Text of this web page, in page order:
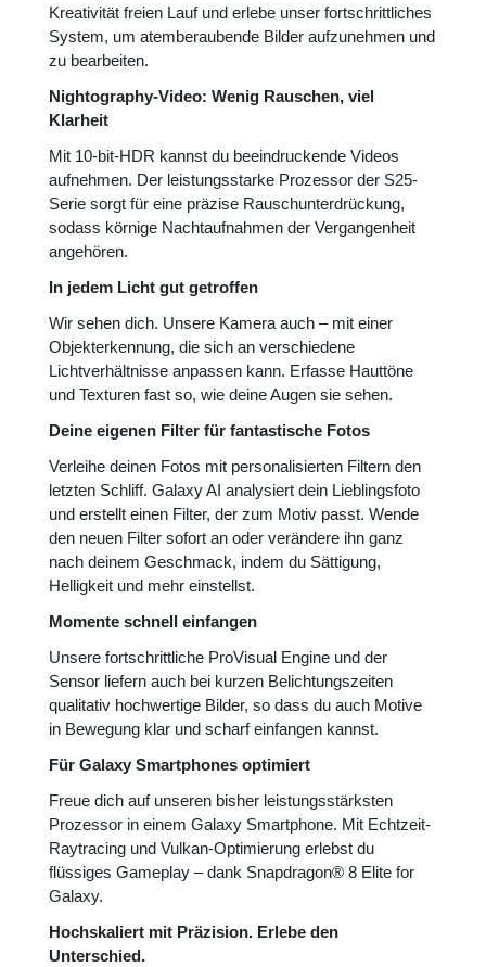
Kreativität freien Lauf und erlebe unser fortschrittliches
System, um atemberaubende Bilder aufzunehmen und
zu bearbeiten.
Nightography-Video: Wenig Rauschen, viel
Klarheit
Mit 10-bit-HDR kannst du beeindruckende Videos
aufnehmen. Der leistungsstarke Prozessor der S25-
Serie sorgt für eine präzise Rauschunterdrückung,
sodass körnige Nachtaufnahmen der Vergangenheit
angehören.
In jedem Licht gut getroffen
Wir sehen dich. Unsere Kamera auch – mit einer
Objekterkennung, die sich an verschiedene
Lichtverhältnisse anpassen kann. Erfasse Hauttöne
und Texturen fast so, wie deine Augen sie sehen.
Deine eigenen Filter für fantastische Fotos
Verleihe deinen Fotos mit personalisierten Filtern den
letzten Schliff. Galaxy AI analysiert dein Lieblingsfoto
und erstellt einen Filter, der zum Motiv passt. Wende
den neuen Filter sofort an oder verändere ihn ganz
nach deinem Geschmack, indem du Sättigung,
Helligkeit und mehr einstellst.
Momente schnell einfangen
Unsere fortschrittliche ProVisual Engine und der
Sensor liefern auch bei kurzen Belichtungszeiten
qualitativ hochwertige Bilder, so dass du auch Motive
in Bewegung klar und scharf einfangen kannst.
Für Galaxy Smartphones optimiert
Freue dich auf unseren bisher leistungsstärksten
Prozessor in einem Galaxy Smartphone. Mit Echtzeit-
Raytracing und Vulkan-Optimierung erlebst du
flüssiges Gameplay – dank Snapdragon® 8 Elite for
Galaxy.
Hochskaliert mit Präzision. Erlebe den
Unterschied.